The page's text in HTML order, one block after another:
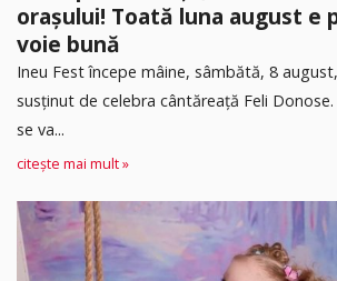
orașului! Toată luna august e
voie bună
Ineu Fest începe mâine, sâmbătă, 8
susținut de celebra cântăreață Feli
se va...
citește mai mult »